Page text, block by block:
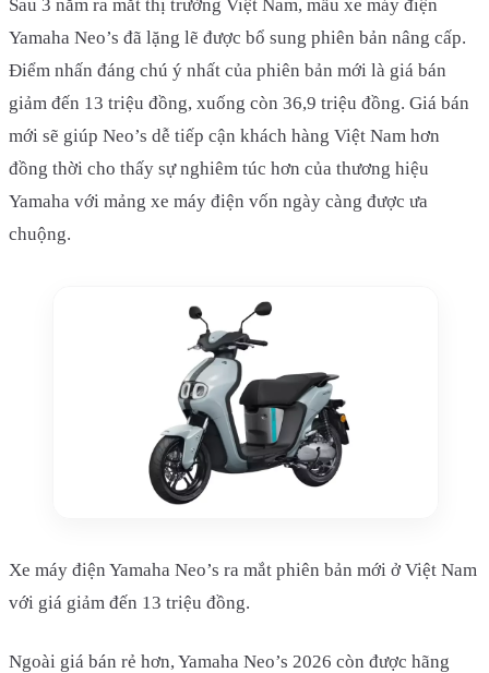
Sau 3 năm ra mắt thị trường Việt Nam, mẫu xe máy điện
Yamaha Neo’s đã lặng lẽ được bổ sung phiên bản nâng cấp.
Điểm nhấn đáng chú ý nhất của phiên bản mới là giá bán
giảm đến 13 triệu đồng, xuống còn 36,9 triệu đồng. Giá bán
mới sẽ giúp Neo’s dễ tiếp cận khách hàng Việt Nam hơn
đồng thời cho thấy sự nghiêm túc hơn của thương hiệu
Yamaha với mảng xe máy điện vốn ngày càng được ưa
chuộng.
Xe máy điện Yamaha Neo’s ra mắt phiên bản mới ở Việt Nam
với giá giảm đến 13 triệu đồng.
Ngoài giá bán rẻ hơn, Yamaha Neo’s 2026 còn được hãng